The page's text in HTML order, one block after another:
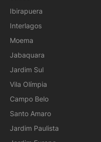
Ibirapuera
Interlagos
Moema
Jabaquara
Jardim Sul
Vila Olímpia
Campo Belo
Santo Amaro
Jardim Paulista